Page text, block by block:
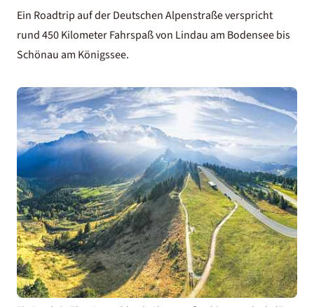
Ein Roadtrip auf der Deutschen Alpenstraße verspricht
rund 450 Kilometer Fahrspaß von Lindau am Bodenseebis
Schönau am Königssee.